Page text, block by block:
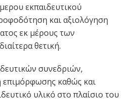
εκπαιδευτικού
και αξιολόγηση
εκ μέρους των
θετική.
συνεδριών,
καθώς και
υλικό στο πλαίσιο του